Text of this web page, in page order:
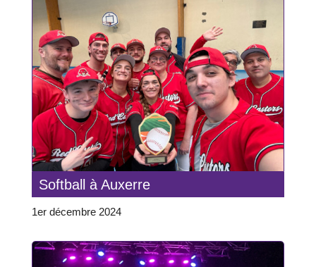
Softball à Auxerre
1er décembre 2024